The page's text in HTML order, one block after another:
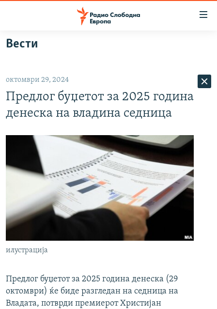
Оди
на
главната
навигација
на
пребарување
ВИЗУЕЛНО
ВЕСТИ
ШТО ТРЕБА ДА ЗНАЕТЕ
ПРИЈАВИ СЕ ЗА ЊУЗЛЕТЕР
ПОДКАСТ ЗОШТО?
РСЕ веб страници
Вести
октомври 29, 2024
Предлог буџетот за 2025 година
денеска на владина седница
илустрација
Предлог буџетот за 2025 година денеска (29
октомври) ќе биде разгледан на седница на
Владата, потврди премиерот Христијан